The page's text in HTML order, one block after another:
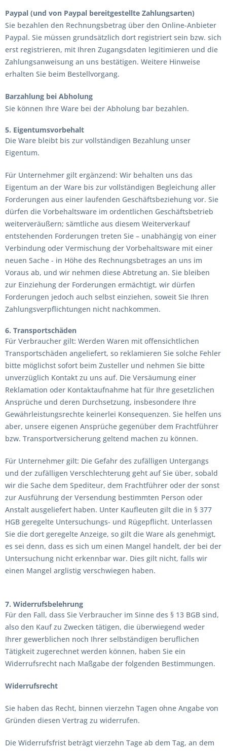
Paypal (und von Paypal bereitgestellte Zahlungsarten)
Sie bezahlen den Rechnungsbetrag über den Online-Anbieter
Paypal. Sie müssen grundsätzlich dort registriert sein bzw. sich
erst registrieren, mit Ihren Zugangsdaten legitimieren und die
Zahlungsanweisung an uns bestätigen. Weitere Hinweise
erhalten Sie beim Bestellvorgang.
Barzahlung bei Abholung
Sie können Ihre Ware bei der Abholung bar bezahlen.
5. Eigentumsvorbehalt
Die Ware bleibt bis zur vollständigen Bezahlung unser
Eigentum.
Für Unternehmer gilt ergänzend: Wir behalten uns das
Eigentum an der Ware bis zur vollständigen Begleichung aller
Forderungen aus einer laufenden Geschäftsbeziehung vor. Sie
dürfen die Vorbehaltsware im ordentlichen Geschäftsbetrieb
weiterveräußern; sämtliche aus diesem Weiterverkauf
entstehenden Forderungen treten Sie – unabhängig von einer
Verbindung oder Vermischung der Vorbehaltsware mit einer
neuen Sache - in Höhe des Rechnungsbetrages an uns im
Voraus ab, und wir nehmen diese Abtretung an. Sie bleiben
zur Einziehung der Forderungen ermächtigt, wir dürfen
Forderungen jedoch auch selbst einziehen, soweit Sie Ihren
Zahlungsverpflichtungen nicht nachkommen.
6. Transportschäden
Für Verbraucher gilt: Werden Waren mit offensichtlichen
Transportschäden angeliefert, so reklamieren Sie solche Fehler
bitte möglichst sofort beim Zusteller und nehmen Sie bitte
unverzüglich Kontakt zu uns auf. Die Versäumung einer
Reklamation oder Kontaktaufnahme hat für Ihre gesetzlichen
Ansprüche und deren Durchsetzung, insbesondere Ihre
Gewährleistungsrechte keinerlei Konsequenzen. Sie helfen uns
aber, unsere eigenen Ansprüche gegenüber dem Frachtführer
bzw. Transportversicherung geltend machen zu können.
Für Unternehmer gilt: Die Gefahr des zufälligen Untergangs
und der zufälligen Verschlechterung geht auf Sie über, sobald
wir die Sache dem Spediteur, dem Frachtführer oder der sonst
zur Ausführung der Versendung bestimmten Person oder
Anstalt ausgeliefert haben. Unter Kaufleuten gilt die in § 377
HGB geregelte Untersuchungs- und Rügepflicht. Unterlassen
Sie die dort geregelte Anzeige, so gilt die Ware als genehmigt,
es sei denn, dass es sich um einen Mangel handelt, der bei der
Untersuchung nicht erkennbar war. Dies gilt nicht, falls wir
einen Mangel arglistig verschwiegen haben.
7. Widerrufsbelehrung
Für den Fall, dass Sie Verbraucher im Sinne des § 13 BGB sind,
also den Kauf zu Zwecken tätigen, die überwiegend weder
Ihrer gewerblichen noch Ihrer selbständigen beruflichen
Tätigkeit zugerechnet werden können, haben Sie ein
Widerrufsrecht nach Maßgabe der folgenden Bestimmungen.
Widerrufsrecht
Sie haben das Recht, binnen vierzehn Tagen ohne Angabe von
Gründen diesen Vertrag zu widerrufen.
Die Widerrufsfrist beträgt vierzehn Tage ab dem Tag, an dem